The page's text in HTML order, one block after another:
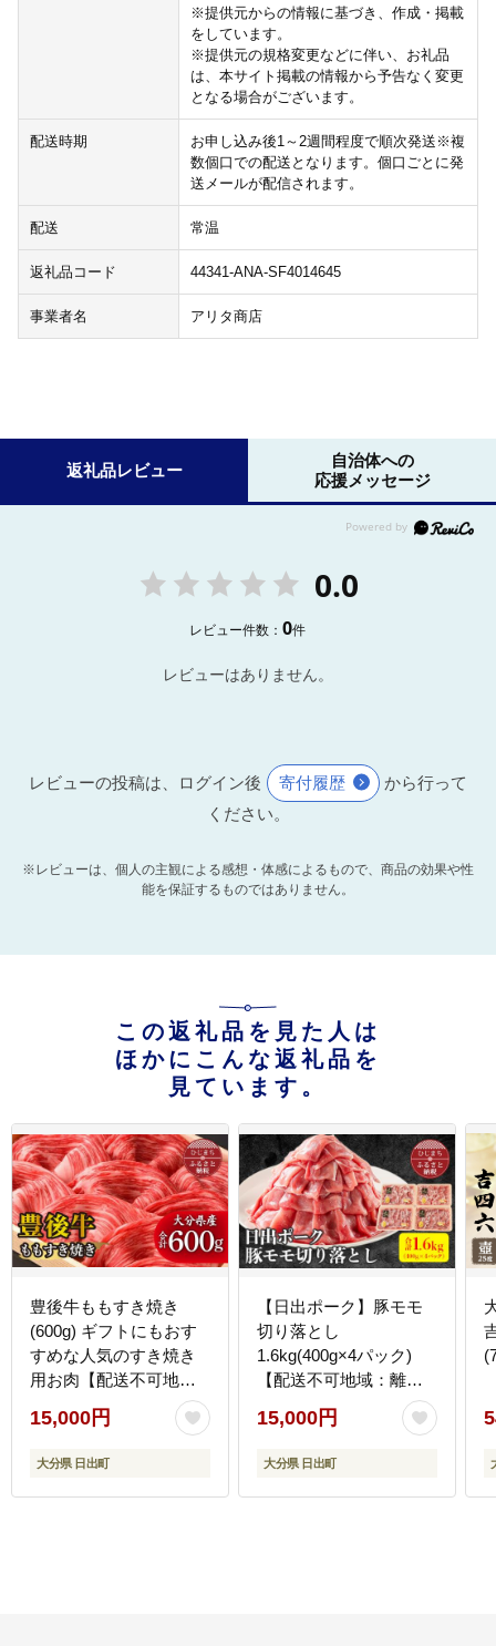
※提供元からの情報に基づき、作成・掲載
をしています。
※提供元の規格変更などに伴い、お礼品
は、本サイト掲載の情報から予告なく変更
となる場合がございます。
配送時期
お申し込み後1～2週間程度で順次発送※複
数個口での配送となります。個口ごとに発
送メールが配信されます。
配送 常温
返礼品コード 44341-ANA-SF4014645
事業者名 アリタ商店
返礼品レビュー
自治体への
応援メッセージ
0.0
レビュー件数：0件
レビューはありません。
レビューの投稿は、ログイン後 寄付履歴
から行って
ください。
※レビューは、個人の主観による感想・体感によるもので、商品の効果や性
能を保証するものではありません。
この返礼品を見た人は
ほかにこんな返礼品を
見ています。
豊後牛ももすき焼き
(600g) ギフトにもおす
すめな人気のすき焼き
用お肉【配送不可地
域：離島】
15,000円
大分県 日出町
【日出ポーク】豚モモ
切り落とし
1.6kg(400g×4パック)
【配送不可地域：離
15,000円
大分県 日出町